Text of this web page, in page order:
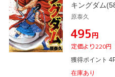
キングダム
原泰久
¥495円
定価より220円
獲得ポイント
在庫あり